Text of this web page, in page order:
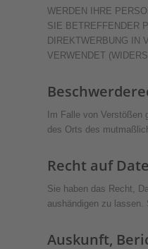
WERDEN IHRE
SIE BETREFFENDER
DIREKTWERBUNG IN
VERWENDET
Im Falle von
des Orts des
Recht auf
Sie haben das Recht,
aushändigen zu lassen.
Auskunft,